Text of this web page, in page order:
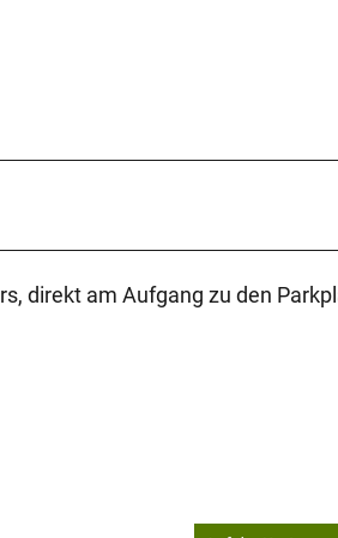
direkt am Aufgang zu den